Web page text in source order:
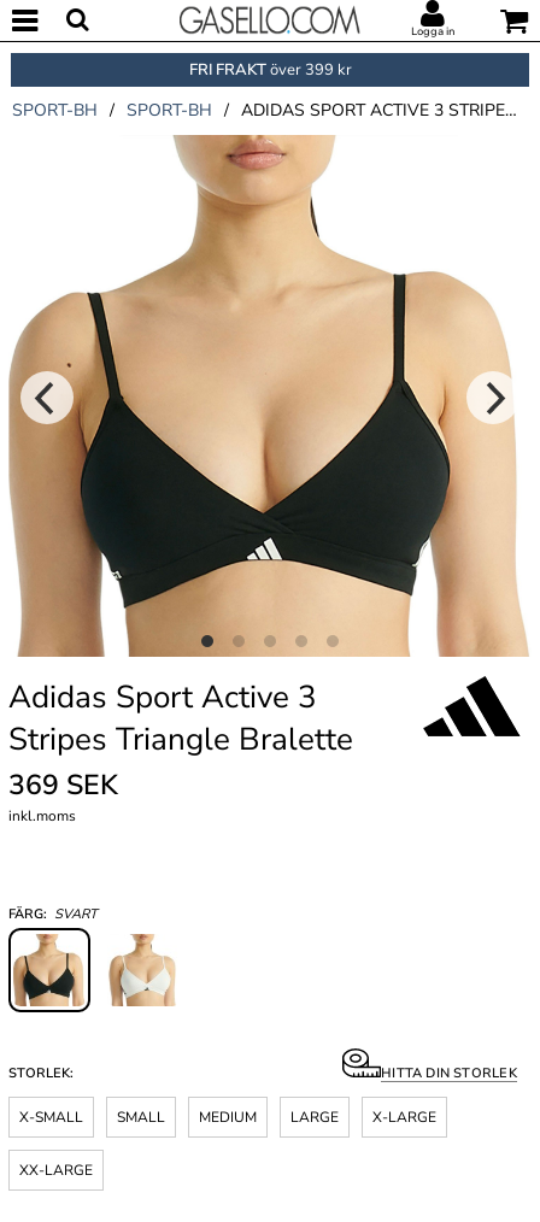
Logga in
FRI FRAKTöver 399 kr
SPORT-BH / SPORT-BH / ADIDAS SPORT ACTIVE 3 STRIPES TRIANGLE BRALETTE
Adidas Sport Active 3
Stripes Triangle Bralette
369 SEK
inkl.moms
FÄRG: SVART
STORLEK: HITTA DIN STORLEK
X-SMALL SMALL MEDIUM LARGE X-LARGE
XX-LARGE